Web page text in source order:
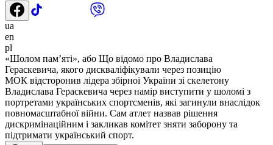
ua
en
pl
«Шолом пам’яті», або Що відомо про Владислава
Гераскевича, якого дискваліфікували через позицію
МОК відсторонив лідера збірної України зі скелетону
Владислава Гераскевича через намір виступити у шоломі з
портретами українських спортсменів, які загинули внаслідок
повномасштабної війни. Сам атлет назвав рішення
дискримінаційним і закликав комітет зняти заборону та
підтримати український спорт.